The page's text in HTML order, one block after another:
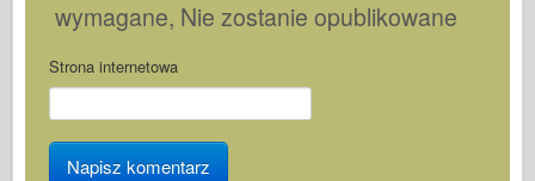
wymagane, Nie zostanie opublikowane
Strona internetowa